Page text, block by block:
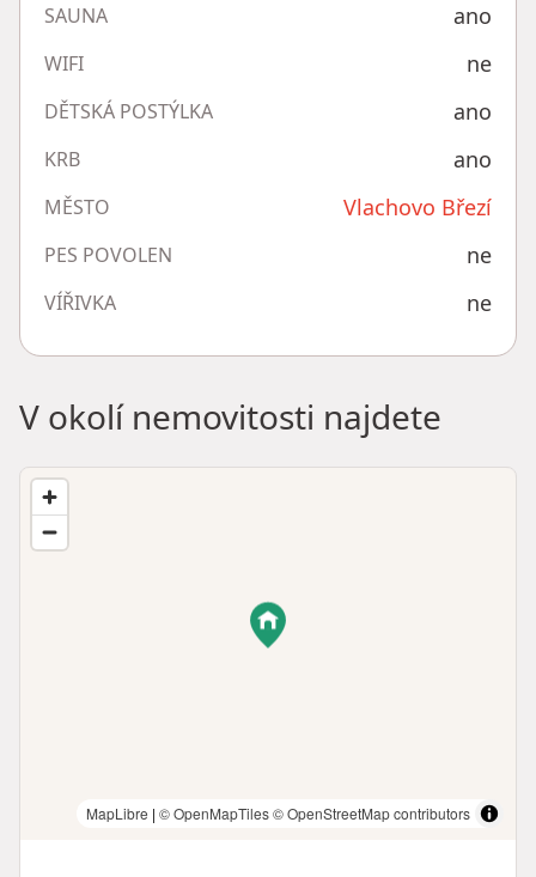
SAUNA ano
WIFI ne
DĚTSKÁ POSTÝLKA ano
KRB ano
MĚSTO Vlachovo Březí
PES POVOLEN ne
VÍŘIVKA ne
V okolí nemovitosti najdete
MapLibre | © OpenMapTiles© OpenStreetMap contributors